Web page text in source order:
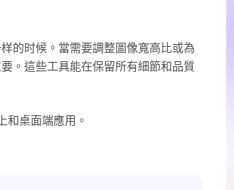
的时候。當需要調整圖像寬高比或為
。這些工具能在保留所有細節和品質
和桌面端應用。